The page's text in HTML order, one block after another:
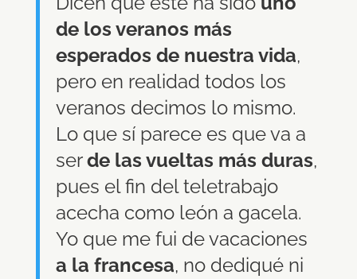
de los veranos más
esperados de nuestra vida,
pero en realidad todos los
veranos decimos lo mismo.
Lo que sí parece es que va a
serde las vueltas más duras,
pues el fin del teletrabajo
acecha como león a gacela.
Yo que me fui de vacaciones
a la francesa, no dediqué ni